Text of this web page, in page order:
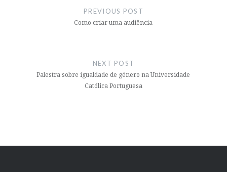
PREVIOUS POST
Como criar uma audiência
NEXT POST
Palestra sobre igualdade de género na Universidade
Católica Portuguesa